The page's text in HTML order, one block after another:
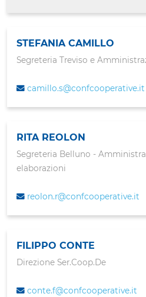
STEFANIA CAMILLO
Segreteria Treviso e
camillo.s@confcooperative.it
RITA REOLON
Segreteria Belluno -
elaborazioni
reolon.r@confcooperative.it
FILIPPO CONTE
Direzione Ser.Coop.De
conte.f@confcooperative.it